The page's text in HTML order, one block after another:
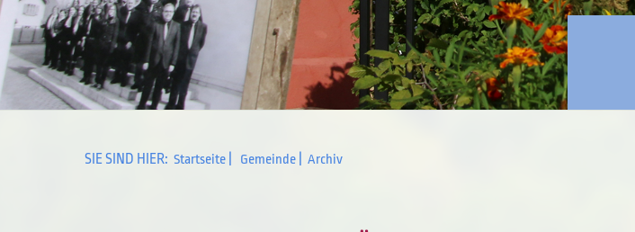
SIE SIND HIER: Startseite Gemeinde Archiv